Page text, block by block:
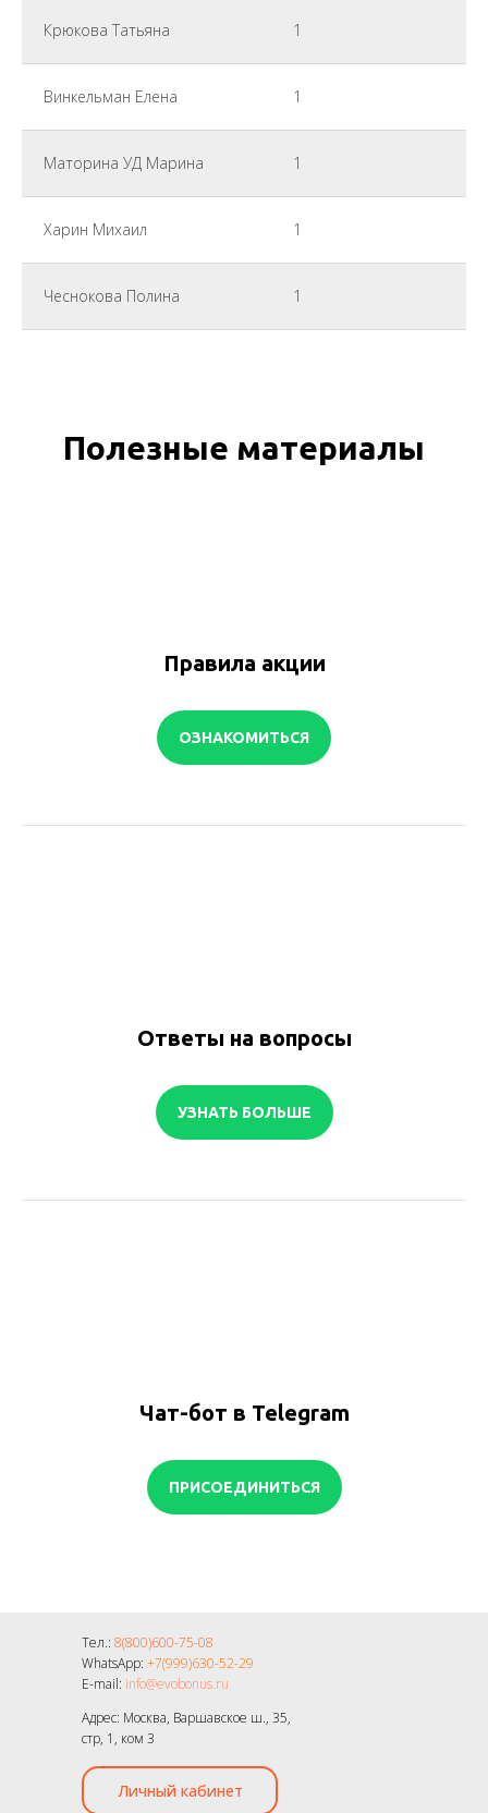
Крюкова Татьяна 1
Винкельман Елена 1
Маторина УД Марина 1
Харин Михаил 1
Чеснокова Полина 1
Полезные материалы
Правила акции
ОЗНАКОМИТЬСЯ
Ответы на вопросы
УЗНАТЬ БОЛЬШЕ
Чат-бот в Telegram
ПРИСОЕДИНИТЬСЯ
Адрес: Москва, Варшавское ш., 35,
стр, 1, ком 3
Личный кабинет
Тел.: 8(800)600-75-08
WhatsApp: +7(999)630-52-29
E-mail: info@evobonus.ru